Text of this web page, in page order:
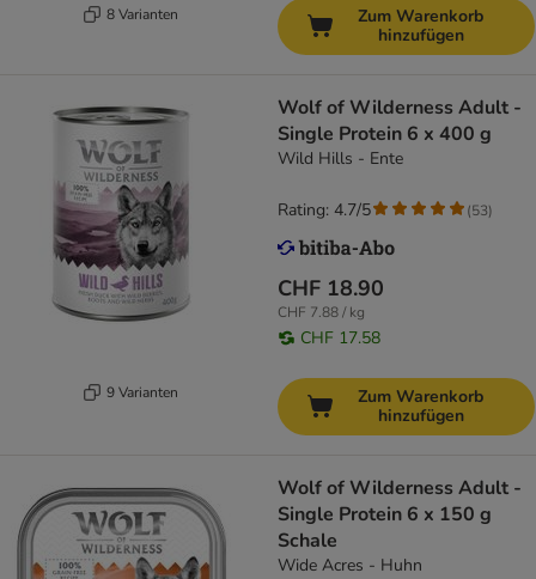
8 Varianten
Zum Warenkorb
hinzufügen
9 Varianten
Wolf of Wilderness Adult -
Single Protein 6 x 400 g
Wild Hills - Ente
CHF 18.90
CHF 7.88 / kg
CHF 17.58
Rating: 4.7/5 (53)
Zum Warenkorb
hinzufügen
Wolf of Wilderness Adult -
Single Protein 6 x 150 g
Schale
Wide Acres - Huhn